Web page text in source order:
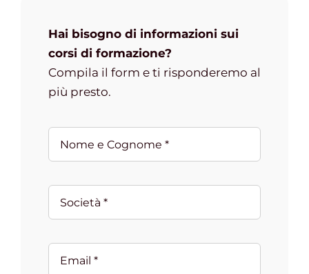
Hai bisogno di informazioni sui
corsi di formazione?
Compila il form e ti risponderemo al
più presto.